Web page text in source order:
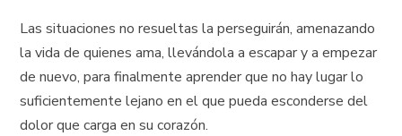
Las situaciones no resueltas la perseguirán, amenazando
la vida de quienes ama, llevándola a escapar y a empezar
de nuevo, para finalmente aprender que no hay lugar lo
suficientemente lejano en el que pueda esconderse del
dolor que carga en su corazón.